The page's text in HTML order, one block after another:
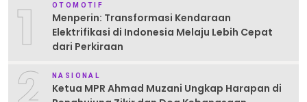
1 OTOMOTIF
Menperin: Transformasi Kendaraan
Elektrifikasi di Indonesia Melaju Lebih Cepat
dari Perkiraan
NASIONAL
Ketua MPR Ahmad Muzani Ungkap Harapan di